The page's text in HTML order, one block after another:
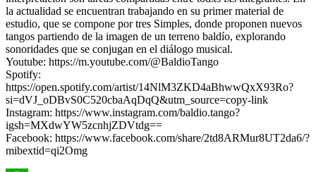
la actualidad se encuentran trabajando en su primer material de
estudio, que se compone por tres Simples, donde proponen nuevos
tangos partiendo de la imagen de un terreno baldío, explorando
sonoridades que se conjugan en el diálogo musical.
Youtube: https://m.youtube.com/@BaldioTango
Spotify:
https://open.spotify.com/artist/14NlM3ZKD4aBhwwQxX93Ro?
si=dVJ_oDBvS0C520cbaAqDqQ&utm_source=copy-link
Instagram: https://www.instagram.com/baldio.tango?
igsh=MXdwYW5zcnhjZDVtdg==
Facebook: https://www.facebook.com/share/2td8ARMur8UT2da6/?
mibextid=qi2Omg